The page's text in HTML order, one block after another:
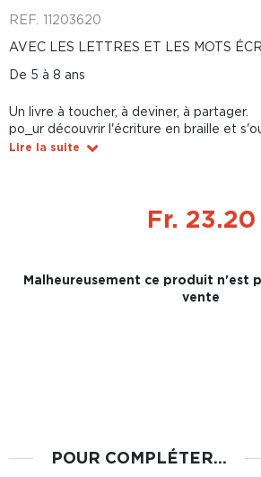
REF. 11203620
AVEC LES LETTRES ET LES MOTS
De 5 à 8 ans
Un livre à toucher, à deviner, à partager.
po_ur découvrir l'écriture en braille et
Lire la suite
Fr. 23.20
Malheureusement ce produit n'est
vente
POUR COMPLÉTER...